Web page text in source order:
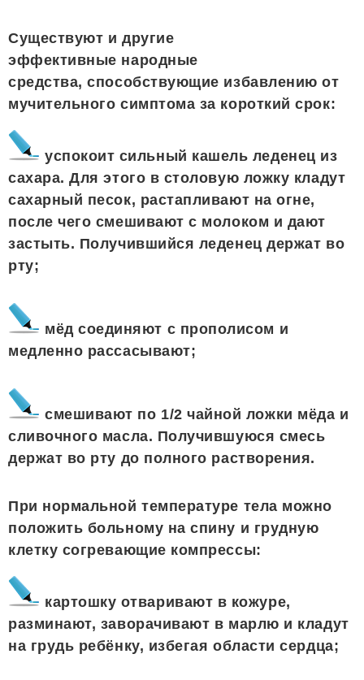
Существуют и другие
эффективные народные
средства, способствующие избавлению от
мучительного симптома за короткий срок:
успокоит сильный кашель леденец из
сахара. Для этого в столовую ложку кладут
сахарный песок, растапливают на огне,
после чего смешивают с молоком и дают
застыть. Получившийся леденец держат во
рту;
мёд соединяют с прополисом и
медленно рассасывают;
смешивают по 1/2 чайной ложки мёда и
сливочного масла. Получившуюся смесь
держат во рту до полного растворения.
При нормальной температуре тела можно
положить больному на спину и грудную
клетку согревающие компрессы:
картошку отваривают в кожуре,
разминают, заворачивают в марлю и кладут
на грудь ребёнку, избегая области сердца;